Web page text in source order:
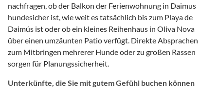
nachfragen, ob der Balkon der Ferienwohnung in Daimus
hundesicher ist, wie weit es tatsächlich bis zum Playa de
Daimús ist oder ob ein kleines Reihenhaus in Oliva Nova
über einen umzäunten Patio verfügt. Direkte Absprachen
zum Mitbringen mehrerer Hunde oder zu großen Rassen
sorgen für Planungssicherheit.
Unterkünfte, die Sie mit gutem Gefühl buchen können